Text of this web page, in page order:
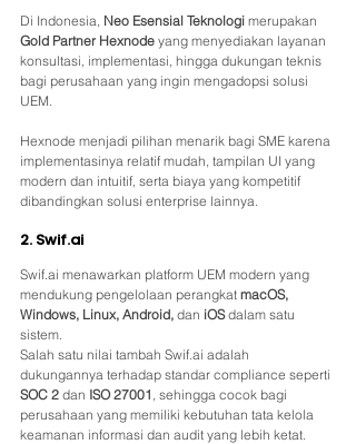
Di Indonesia, Neo Esensial Teknologi merupakan
Gold Partner Hexnode yang menyediakan layanan
konsultasi, implementasi, hingga dukungan teknis
bagi perusahaan yang ingin mengadopsi solusi
UEM.
Hexnode menjadi pilihan menarik bagi SME karena
implementasinya relatif mudah, tampilan UI yang
modern dan intuitif, serta biaya yang kompetitif
dibandingkan solusi enterprise lainnya.
2. Swif.ai
Swif.ai menawarkan platform UEM modern yang
mendukung pengelolaan perangkat macOS,
Windows, Linux, Android, dan iOS dalam satu
sistem.
Salah satu nilai tambah Swif.ai adalah
dukungannya terhadap standar compliance seperti
SOC 2 dan ISO 27001 , sehingga cocok bagi
perusahaan yang memiliki kebutuhan tata kelola
keamanan informasi dan audit yang lebih ketat.